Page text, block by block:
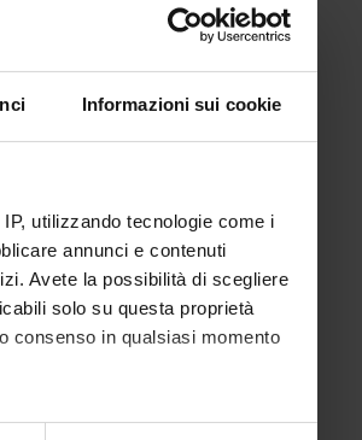
Informazioni sui cookie
utilizzando tecnologie come i
annunci e contenuti
Avete la possibilità di scegliere
solo su questa proprietà
consenso in qualsiasi momento
degree in Data Science